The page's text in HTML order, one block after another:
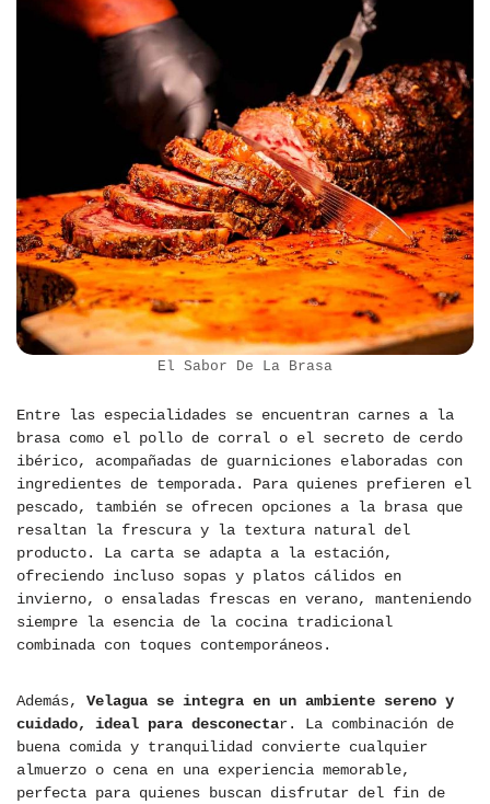
El Sabor De La Brasa
Entre las especialidades se encuentran carnes a la
brasa como el pollo de corral o el secreto de cerdo
ibérico, acompañadas de guarniciones elaboradas con
ingredientes de temporada. Para quienes prefieren el
pescado, también se ofrecen opciones a la brasa que
resaltan la frescura y la textura natural del
producto. La carta se adapta a la estación,
ofreciendo incluso sopas y platos cálidos en
invierno, o ensaladas frescas en verano, manteniendo
siempre la esencia de la cocina tradicional
combinada con toques contemporáneos.
Además, Velagua se integra en un ambiente sereno y
cuidado, ideal para desconectar. La combinación de
buena comida y tranquilidad convierte cualquier
almuerzo o cena en una experiencia memorable,
perfecta para quienes buscan disfrutar del fin de